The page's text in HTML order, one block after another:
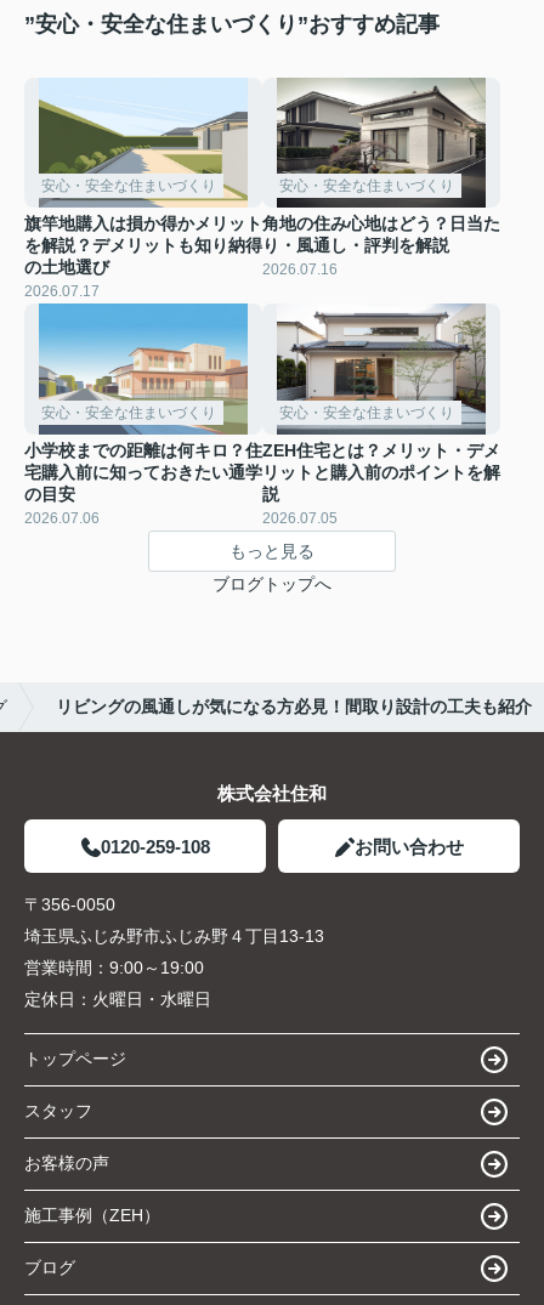
”安心・安全な住まいづくり”おすすめ記事
安心・安全な住まいづくり
旗竿地購入は損か得かメリット
を解説？デメリットも知り納得
の土地選び
2026.07.17
安心・安全な住まいづくり
角地の住み心地はどう？日当た
り・風通し・評判を解説
2026.07.16
安心・安全な住まいづくり
小学校までの距離は何キロ？住
宅購入前に知っておきたい通学
の目安
2026.07.06
安心・安全な住まいづくり
ZEH住宅とは？メリット・デメ
リットと購入前のポイントを解
説
2026.07.05
もっと見る
ブログトップへ
リビングの風通しが気になる方必見！間取り設計の工夫も紹介
株式会社住和
0120-259-108 お問い合わせ
〒356-0050
埼玉県ふじみ野市ふじみ野４丁目13-13
営業時間： 9:00～19:00
定休日： 火曜日・水曜日
トップページ
スタッフ
お客様の声
施工事例（ZEH）
ブログ